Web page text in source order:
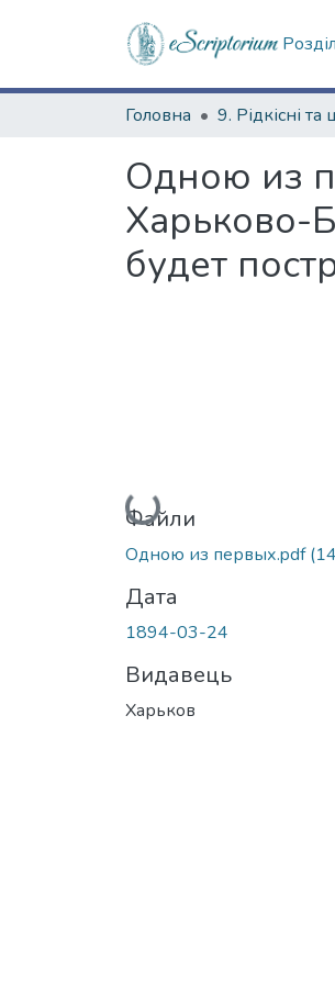
Головна
Одною из
Харьково-
будет
Вантажиться...
Файли
Одною из первых.pdf
Дата
1894-03-24
Видавець
Харьков